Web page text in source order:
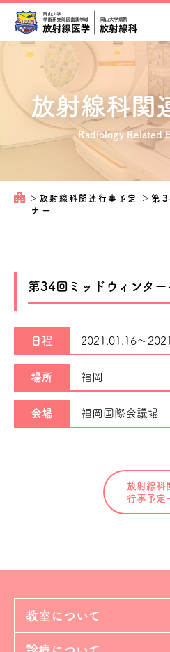
放射線科関
Radiology Related
＞ 放射線科関連行事予定 ＞ 第
ナー
第34回ミッドウィンター
日程 2021.01.16～
場所 福岡
会場 福岡国際会議場
放射線科
行事予定
教室について